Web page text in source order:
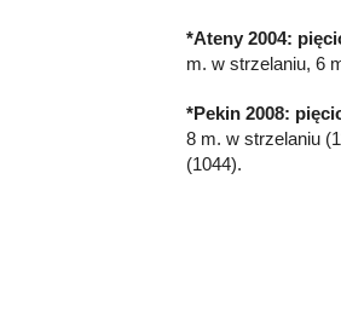
*Ateny 2004:
m. w strzelaniu, 6
*Pekin 2008:
8 m. w strzelaniu
(1044).